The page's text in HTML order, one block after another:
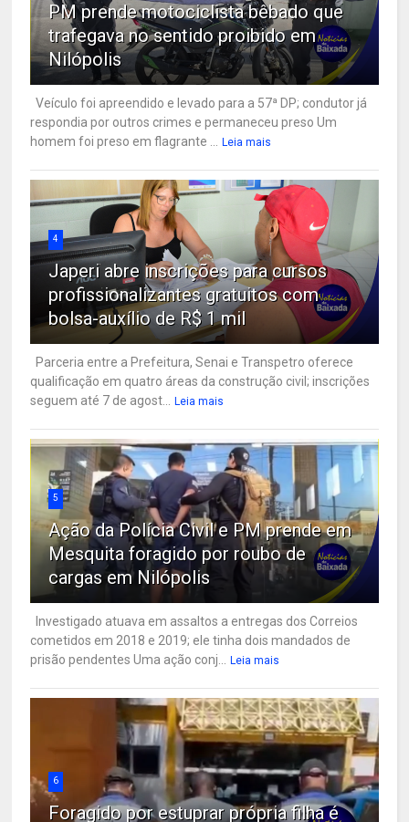
PM prende motociclista bêbado que
trafegava no sentido proibido em
Nilópolis
Veículo foi apreendido e levado para a 57ª DP; condutor já
respondia por outros crimes e permaneceu preso Um
homem foi preso em flagrante ... Leia mais
4
Japeri abre inscrições para cursos
profissionalizantes gratuitos com
bolsa-auxílio de R$ 1 mil
Parceria entre a Prefeitura, Senai e Transpetro oferece
qualificação em quatro áreas da construção civil; inscrições
seguem até 7 de agost... Leia mais
5
Ação da Polícia Civil e PM prende em
Mesquita foragido por roubo de
cargas em Nilópolis
Investigado atuava em assaltos a entregas dos Correios
cometidos em 2018 e 2019; ele tinha dois mandados de
prisão pendentes Uma ação conj... Leia mais
6
Foragido por estuprar própria filha é